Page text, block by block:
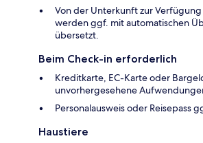
Von der Unterkunft zur
werden ggf. mit automatischen
übersetzt.
Beim Check-in erforderlich
Kreditkarte, EC-Karte oder
unvorhergesehene
Personalausweis oder Reisepass
Haustiere